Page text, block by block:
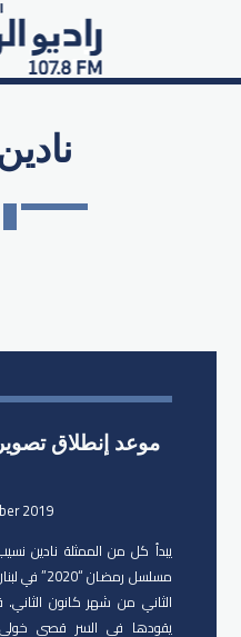
موعد إنطلاق
2019
يبدأ كل من الممثلة ​نادين
مسلسل
الثاني من شهر كانون
يقودها في السر قصي